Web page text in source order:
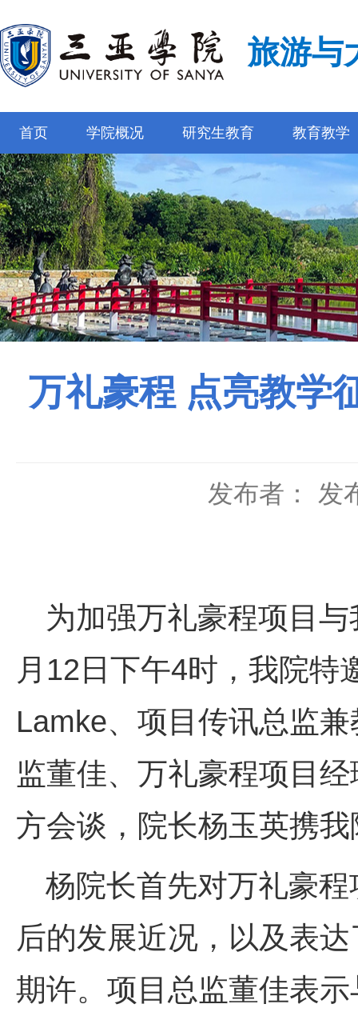
旅游与
首页 学院概况 研究生教育 教育教学
万礼豪程 点亮教
发布者： 发
为加强万礼豪程项目
月 12 日下午4时，我院特
Lamke、项目传讯总监
监董佳、万礼豪程项目
方会谈，院长杨玉英携
杨院长首先对万礼豪
后的发展近况，以及表
期许。项目总监董佳表